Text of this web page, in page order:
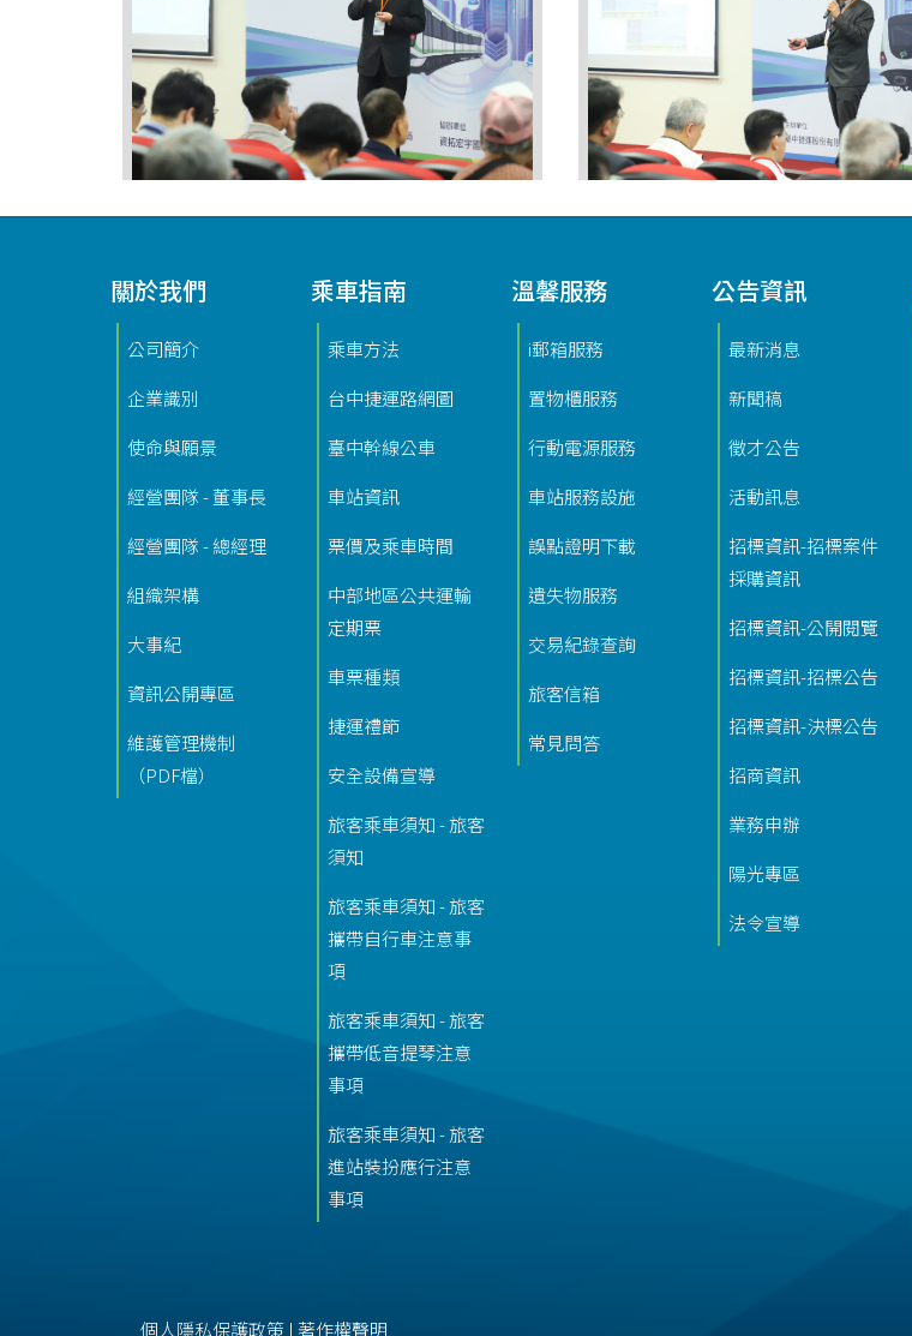
功能選單連結關於我們
公司簡介
企業識別
使命與願景
經營團隊 - 董事長
經營團隊 - 總經理
組織架構
大事紀
資訊公開專區
維護管理機制
（PDF檔）
乘車指南
乘車方法
台中捷運路網圖
臺中幹線公車
車站資訊
票價及乘車時間
中部地區公共運輸
定期票
車票種類
捷運禮節
安全設備宣導
旅客乘車須知 - 旅客
須知
旅客乘車須知 - 旅客
攜帶自行車注意事
項
旅客乘車須知 - 旅客
攜帶低音提琴注意
事項
旅客乘車須知 - 旅客
進站裝扮應行注意
事項
溫馨服務
i郵箱服務
置物櫃服務
行動電源服務
車站服務設施
誤點證明下載
遺失物服務
交易紀錄查詢
旅客信箱
常見問答
公告資訊
最新消息
新聞稿
徵才公告
活動訊息
招標資訊-招標案件
採購資訊
招標資訊-公開閱覽
招標資訊-招標公告
招標資訊-決標公告
招商資訊
業務申辦
陽光專區
法令宣導
個人隱私保護政策 | 著作權聲明